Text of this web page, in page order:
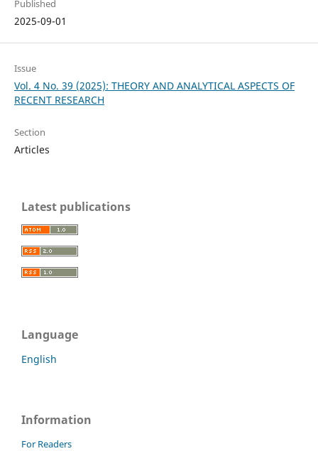
Published
2025-09-01
Issue
Vol. 4 No. 39 (2025): THEORY AND ANALYTICAL ASPECTS OF
RECENT RESEARCH
Section
Articles
Latest publications
Language
English
Information
For Readers